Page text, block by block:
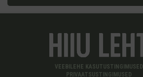
VEEBILEHE KASUTUSTINGIMUSED
PRIVAATSUSTINGIMUSED